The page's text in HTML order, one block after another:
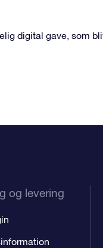
digital gave, som
og levering